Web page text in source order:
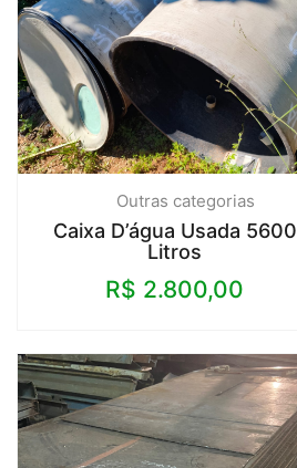
Outras categorias
Caixa D’água Usada 5600
Litros
R$ 2.800,00